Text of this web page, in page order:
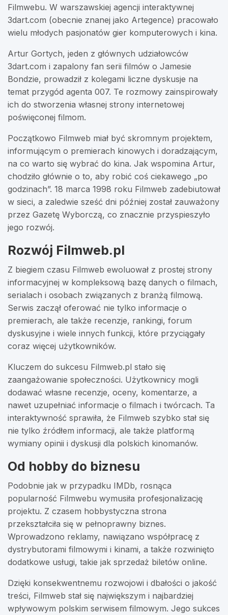
Filmwebu. W warszawskiej agencji interaktywnej
3dart.com (obecnie znanej jako Artegence) pracowało
wielu młodych pasjonatów gier komputerowych i kina.
Artur Gortych, jeden z głównych udziałowców
3dart.com i zapalony fan serii filmów o Jamesie
Bondzie, prowadził z kolegami liczne dyskusje na
temat przygód agenta 007. Te rozmowy zainspirowały
ich do stworzenia własnej strony internetowej
poświęconej filmom.
Początkowo Filmweb miał być skromnym projektem,
informującym o premierach kinowych i doradzającym,
na co warto się wybrać do kina. Jak wspomina Artur,
chodziło głównie o to, aby robić coś ciekawego „po
godzinach”. 18 marca 1998 roku Filmweb zadebiutował
w sieci, a zaledwie sześć dni później został zauważony
przez Gazetę Wyborczą, co znacznie przyspieszyło
jego rozwój.
Rozwój Filmweb.pl
Z biegiem czasu Filmweb ewoluował z prostej strony
informacyjnej w kompleksową bazę danych o filmach,
serialach i osobach związanych z branżą filmową.
Serwis zaczął oferować nie tylko informacje o
premierach, ale także recenzje, rankingi, forum
dyskusyjne i wiele innych funkcji, które przyciągały
coraz więcej użytkowników.
Kluczem do sukcesu Filmweb.pl stało się
zaangażowanie społeczności. Użytkownicy mogli
dodawać własne recenzje, oceny, komentarze, a
nawet uzupełniać informacje o filmach i twórcach. Ta
interaktywność sprawiła, że Filmweb szybko stał się
nie tylko źródłem informacji, ale także platformą
wymiany opinii i dyskusji dla polskich kinomanów.
Od hobby do biznesu
Podobnie jak w przypadku IMDb, rosnąca
popularność Filmwebu wymusiła profesjonalizację
projektu. Z czasem hobbystyczna strona
przekształciła się w pełnoprawny biznes.
Wprowadzono reklamy, nawiązano współpracę z
dystrybutorami filmowymi i kinami, a także rozwinięto
dodatkowe usługi, takie jak sprzedaż biletów online.
Dzięki konsekwentnemu rozwojowi i dbałości o jakość
treści, Filmweb stał się największym i najbardziej
wpływowym polskim serwisem filmowym. Jego sukces